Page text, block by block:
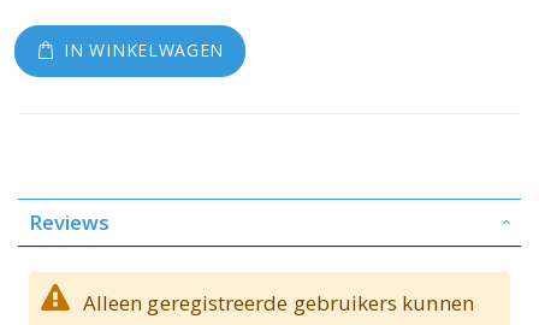
IN WINKELWAGEN
Reviews
Alleen geregistreerde gebruikers kunnen